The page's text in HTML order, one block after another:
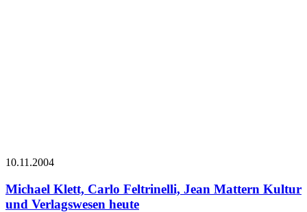
10.11.2004
Michael Klett, Carlo Feltrinelli, Jean Mattern Kultur
und Verlagswesen heute